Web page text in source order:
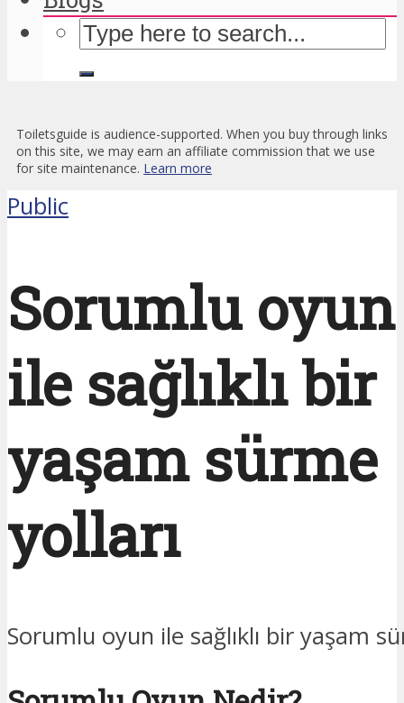
Toiletsguide is audience-supported. When you buy through links
on this site, we may earn an affiliate commission that we use
for site maintenance. Learn more
Public
Sorumlu oyun
ile sağlıklı bir
yaşam sürme
yolları
Sorumlu oyun ile sağlıklı bir yaşam